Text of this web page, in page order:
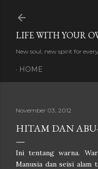
LIFE WITH YOUR
New soul, new spirit for
HOME
November 03, 2012
HITAM DAN
Ini tentang warna.
Manusia dan seisi alam